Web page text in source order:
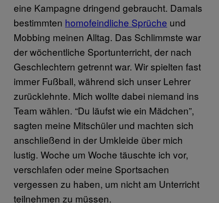
eine Kampagne dringend gebraucht. Damals
bestimmten homofeindliche Sprüche und
Mobbing meinen Alltag. Das Schlimmste war
der wöchentliche Sportunterricht, der nach
Geschlechtern getrennt war. Wir spielten fast
immer Fußball, während sich unser Lehrer
zurücklehnte. Mich wollte dabei niemand ins
Team wählen. “Du läufst wie ein Mädchen”,
sagten meine Mitschüler und machten sich
anschließend in der Umkleide über mich
lustig. Woche um Woche täuschte ich vor,
verschlafen oder meine Sportsachen
vergessen zu haben, um nicht am Unterricht
teilnehmen zu müssen.